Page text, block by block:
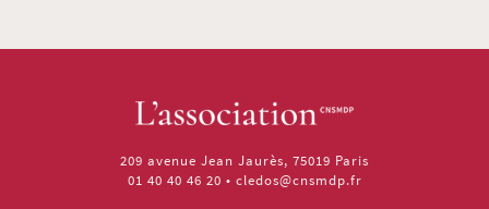
209 avenue Jean Jaurès, 75019 Paris
01 40 40 46 20 • cledos@cnsmdp.fr